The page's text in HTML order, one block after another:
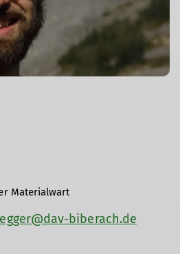
Materialwart
biberach.de